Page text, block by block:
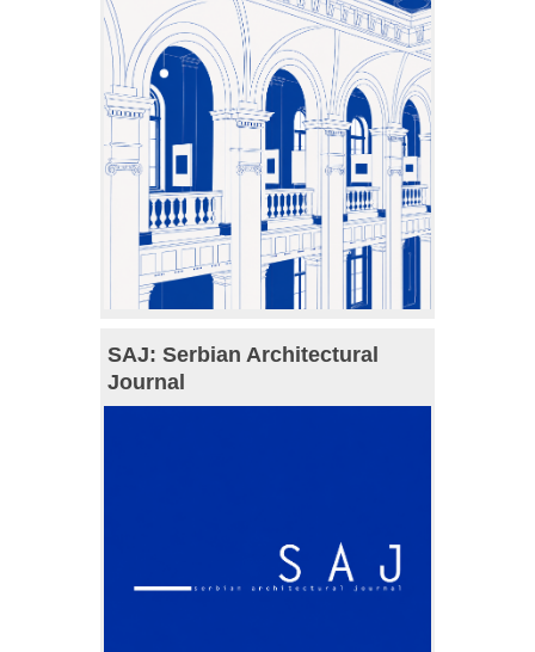
SAJ: Serbian Architectural
Journal